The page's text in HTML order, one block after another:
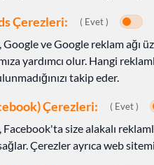
Çerezleri: ( Evet )
Google ve Google reklam ağı
yardımcı olur. Hangi
takip eder.
Çerezleri: ( Evet )
Facebook'ta size alakalı
Çerezler ayrıca web